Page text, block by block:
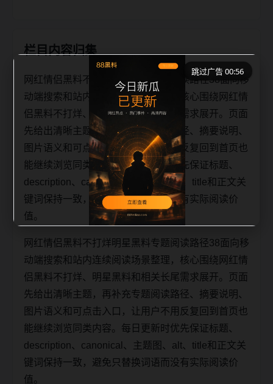
栏目内容归集
网红情侣黑料不打烊明星黑料专题阅读路径38面向移
动端搜索和站内连续阅读场景整理，核心围绕网红情
侣黑料不打烊、明星黑料和相关长尾需求展开。页面
先给出清晰主题，再补充专题阅读路径、摘要说明、
图片语义和可点击入口，让用户不用反复回到首页也
能继续浏览同类内容。每日更新时优先保证标题、
description、canonical、主题图、alt、title和正文关
键词保持一致，避免只替换词语而没有实际阅读价
值。
网红情侣黑料不打烊明星黑料专题阅读路径38面向移
动端搜索和站内连续阅读场景整理，核心围绕网红情
侣黑料不打烊、明星黑料和相关长尾需求展开。页面
先给出清晰主题，再补充专题阅读路径、摘要说明、
图片语义和可点击入口，让用户不用反复回到首页也
能继续浏览同类内容。每日更新时优先保证标题、
description、canonical、主题图、alt、title和正文关
键词保持一致，避免只替换词语而没有实际阅读价
值。
跳过广告 00:55